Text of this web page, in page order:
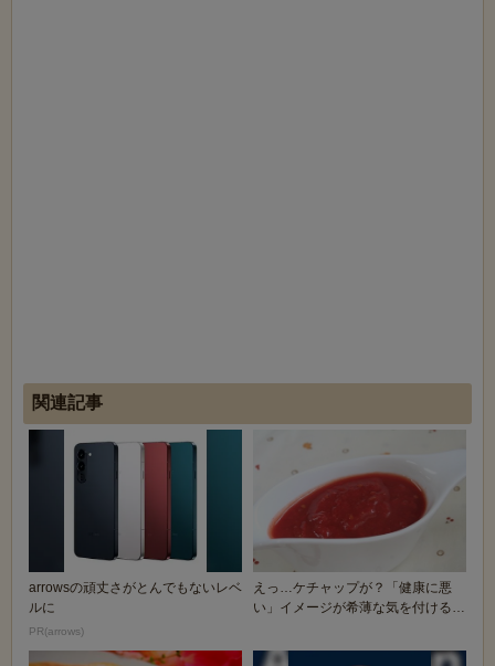
関連記事
arrowsの頑丈さがとんでもないレベ
ルに
PR(arrows)
えっ…ケチャップが？「健康に悪
い」イメージが希薄な気を付けるべ